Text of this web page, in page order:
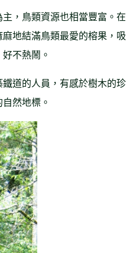
，鳥類資源也相當豐富。在
地結滿鳥類最愛的榕果，吸
不熱鬧。
道的人員，有感於樹木的珍
然地標。